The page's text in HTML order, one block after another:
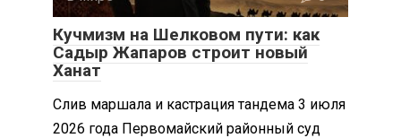
Кучмизм на Шелковом пути: как
Садыр Жапаров строит новый
Ханат
Слив маршала и кастрация тандема 3 июля
2026 года Первомайский районный суд